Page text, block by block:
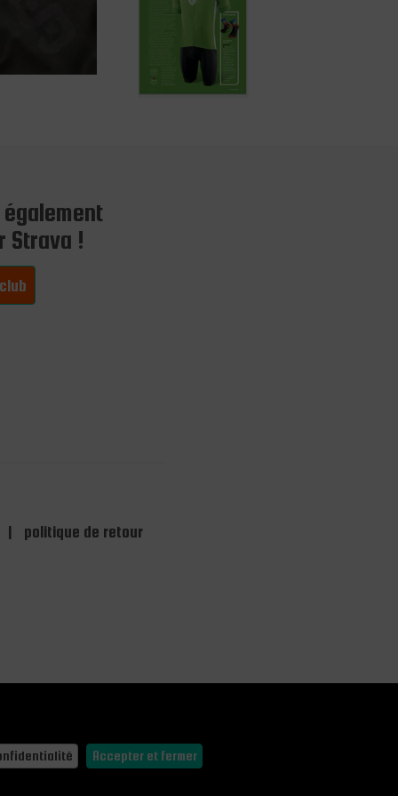
Strava !
| politique de retour
Accepter et fermer